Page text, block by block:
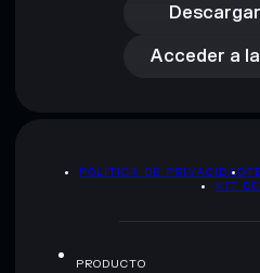
Acceder a
Acceder a
POLÍTICA DE PRIVACIDAD
KIT
PRODUCTO